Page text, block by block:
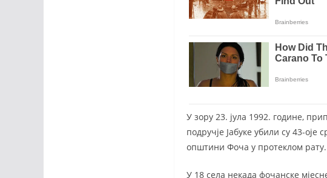
У зору 23. јула 1992. године,
подручје Јабуке убили су 43-
општини Фоча у протеклом рату.
У 18 села некада фочанске